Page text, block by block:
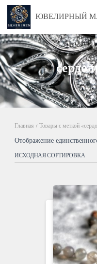
ЮВЕЛИРНЫЙ
Главная / Товары с меткой
Отображение